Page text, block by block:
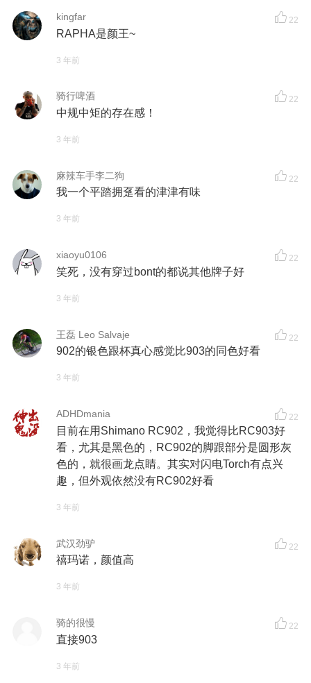
kingfar 22
RAPHA是颜王~
3 年前
骑行啤酒 22
中规中矩的存在感！
3 年前
麻辣车手李二狗 22
我一个平踏拥趸看的津津有味
3 年前
xiaoyu0106 22
笑死，没有穿过bont的都说其他牌子好
3 年前
王磊 Leo Salvaje 22
902的银色跟杯真心感觉比903的同色好看
3 年前
ADHDmania 22
目前在用Shimano RC902，我觉得比RC903好
看，尤其是黑色的，RC902的脚跟部分是圆形灰
色的，就很画龙点睛。其实对闪电Torch有点兴
趣，但外观依然没有RC902好看
3 年前
武汉劲驴 22
禧玛诺，颜值高
3 年前
骑的很慢 22
直接903
3 年前